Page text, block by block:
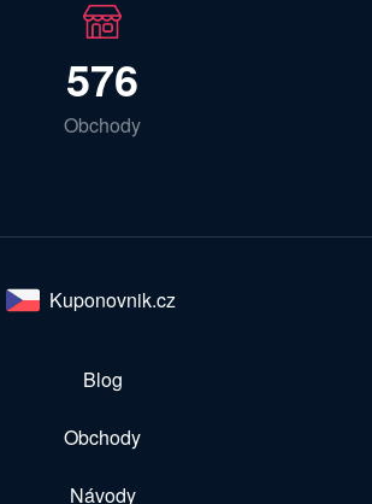
576
Obchody
Kuponovnik.cz
Blog
Obchody
Návody